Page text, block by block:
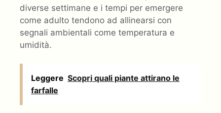
diverse settimane e i tempi per emergere
come adulto tendono ad allinearsi con
segnali ambientali come temperatura e
umidità.
Leggere Scopri quali piante attirano le
farfalle